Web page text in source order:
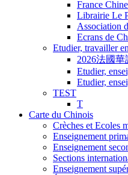
France
Librairie Le
Association
Ecrans de
Etudier, travailler
2026法國華
Etudier,
Etudier,
TEST
T
Carte du Chinois
Crèches et Ecoles
Enseignement
Enseignement
Sections
Enseignement